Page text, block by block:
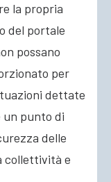
la propria
del portale
possano
per
dettate
un punto di
delle
collettività e